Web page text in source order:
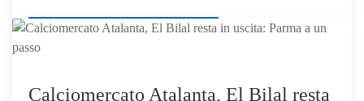
perde
News, CALCIOMERCATO
idea
a
Calciomercato Atalanta, El Bilal resta